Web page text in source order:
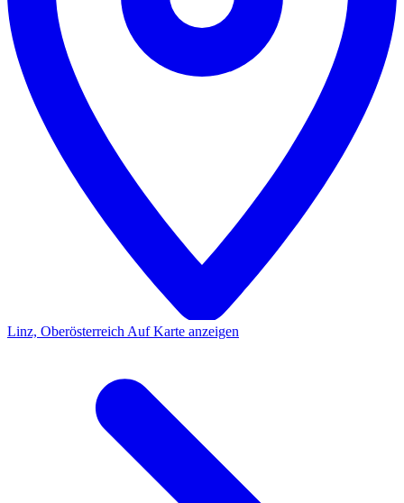
Linz, Oberösterreich Auf Karte anzeigen